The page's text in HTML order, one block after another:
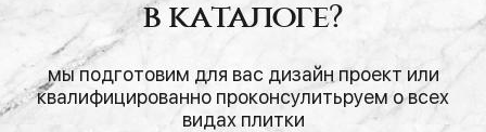
в каталоге?
мы подготовим для вас дизайн проект или
квалифицированно проконсулитьруем о всех
видах плитки